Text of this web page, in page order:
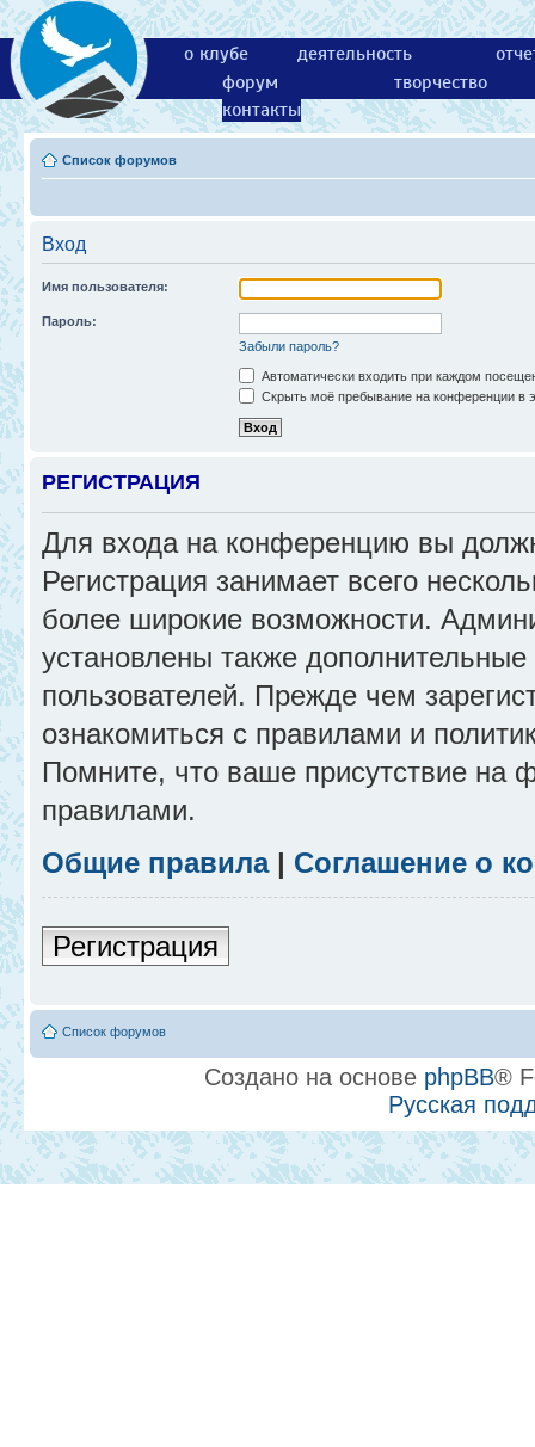
о клубе деятельность
форум
творчество
контакты
Список форумов
Вход
Имя пользователя:
Пароль:
Забыли пароль?
Автоматически входить при каждом
Скрыть моё пребывание на конференции в
РЕГИСТРАЦИЯ
Для входа на конференцию вы
Регистрация занимает всего
более широкие возможности.
установлены также
пользователей. Прежде чем
ознакомиться с правилами и
Помните, что ваше присутствие на
правилами.
Общие правила| Соглашение о
Регистрация
Список форумов
Создано на основе phpBB®
Русская